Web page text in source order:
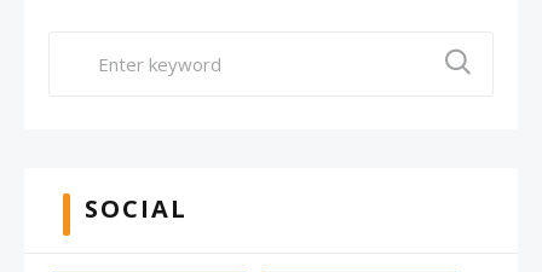
SOCIAL